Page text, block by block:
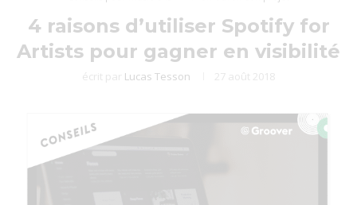
4 raisons d’utiliser Spotify for
Artists pour gagner en visibilité
écrit par Lucas Tesson 27 août 2018